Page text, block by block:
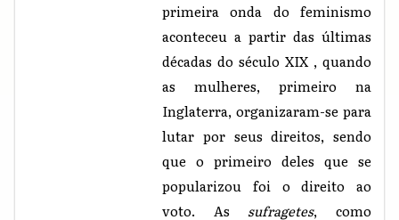
primeira onda do feminismo
aconteceu a partir das últimas
décadas do século XIX , quando
as mulheres, primeiro na
Inglaterra, organizaram-se para
lutar por seus direitos, sendo
que o primeiro deles que se
popularizou foi o direito ao
voto. As sufragetes, como